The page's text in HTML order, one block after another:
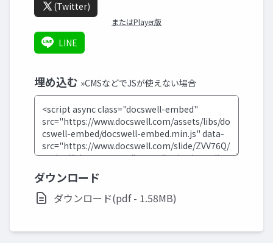
(Twitter)
またはPlayer版
LINE
埋め込む »CMSなどでJSが使えない場合
ダウンロード
ダウンロード(pdf - 1.58MB)